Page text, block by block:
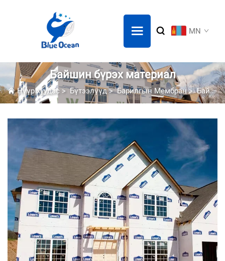
MN
Байшин бүрэх материал
Нүүр хуудас >Бүтээлүүд>Барилгын Мембран>Байшин бүрэх материал